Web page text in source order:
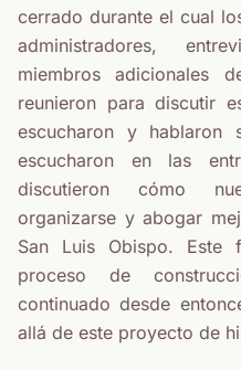
cerrado durante el cual
administradores,
miembros adicionales
reunieron para discutir
escucharon y hablaron
escucharon en las
discutieron cómo
organizarse y abogar
San Luis Obispo.
proceso de
continuado desde
allá de este proyecto de